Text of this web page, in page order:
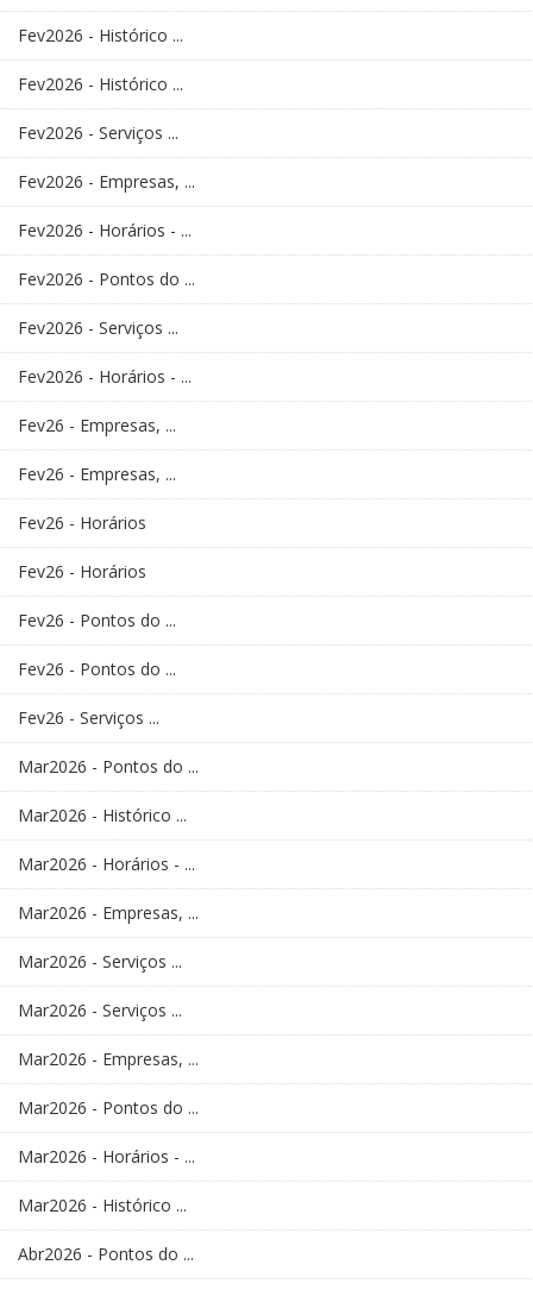
Fev2026 - Histórico ...
Fev2026 - Histórico ...
Fev2026 - Serviços ...
Fev2026 - Empresas, ...
Fev2026 - Horários - ...
Fev2026 - Pontos do ...
Fev2026 - Serviços ...
Fev2026 - Horários - ...
Fev26 - Empresas, ...
Fev26 - Empresas, ...
Fev26 - Horários
Fev26 - Horários
Fev26 - Pontos do ...
Fev26 - Pontos do ...
Fev26 - Serviços ...
Mar2026 - Pontos do ...
Mar2026 - Histórico ...
Mar2026 - Horários - ...
Mar2026 - Empresas, ...
Mar2026 - Serviços ...
Mar2026 - Serviços ...
Mar2026 - Empresas, ...
Mar2026 - Pontos do ...
Mar2026 - Horários - ...
Mar2026 - Histórico ...
Abr2026 - Pontos do ...